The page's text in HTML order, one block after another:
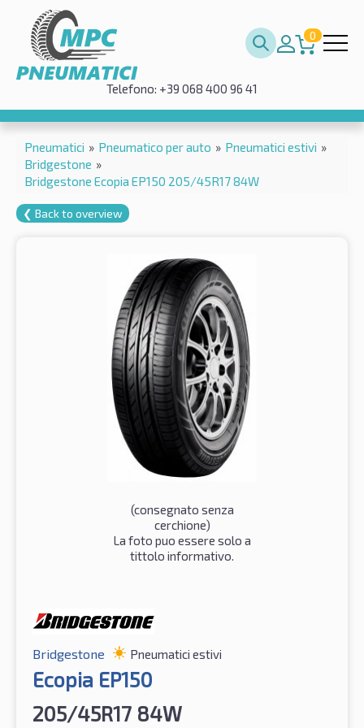
0
Telefono: +39 068 400 96 41
Pneumatici » Pneumatico per auto » Pneumatici estivi »
Bridgestone »
Bridgestone Ecopia EP150 205/45R17 84W
❮ Back to overview
(consegnato senza
cerchione)
La foto puo essere solo a
tittolo informativo.
Bridgestone Pneumatici estivi
Ecopia EP150
205/45R17 84W